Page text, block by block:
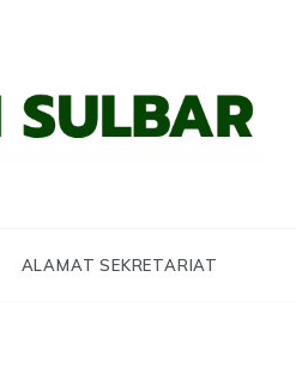
ALAMAT SEKRETARIAT